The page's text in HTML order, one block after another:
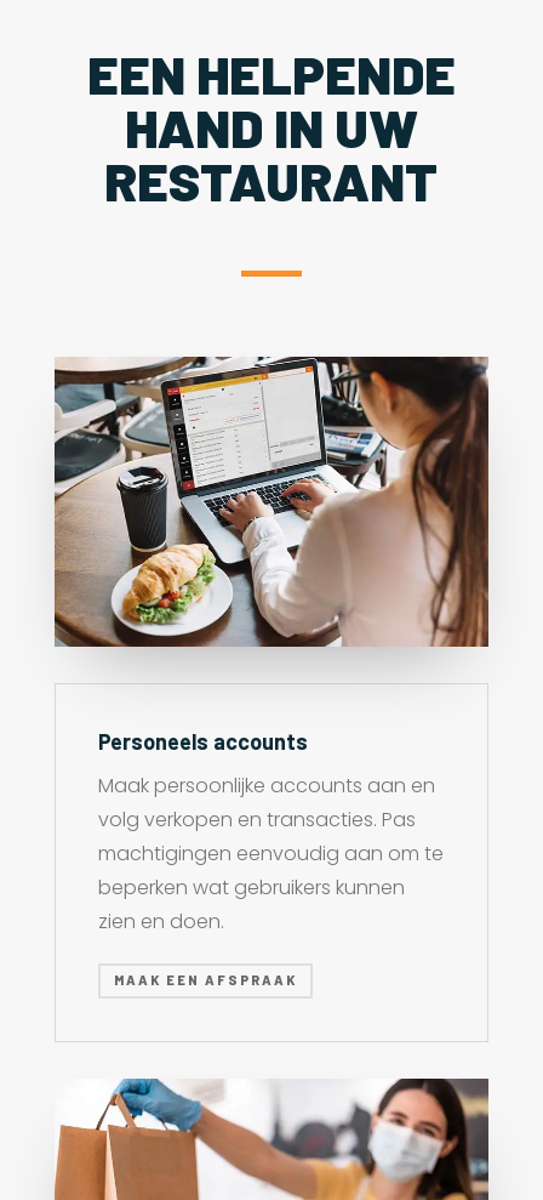
EEN HELPENDE
HAND IN UW
RESTAURANT
Personeels accounts
Maak persoonlijke accounts aan en
volg verkopen en transacties. Pas
machtigingen eenvoudig aan om te
beperken wat gebruikers kunnen
zien en doen.
MAAK EEN AFSPRAAK